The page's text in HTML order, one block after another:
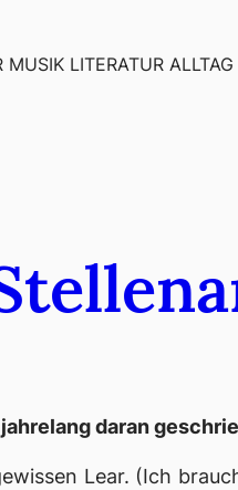
LITERATUR ALLTAG
daran
Lear. (Ich